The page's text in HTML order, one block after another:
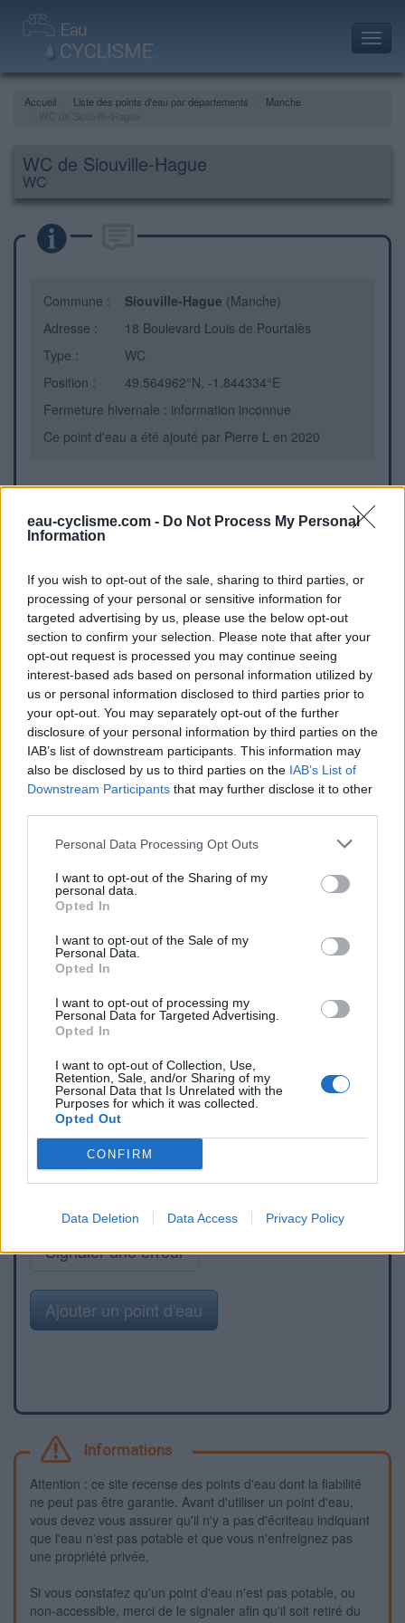
eau-cyclisme.com - Do Not Process My Personal
Information
If you wish to opt-out of the sale, sharing to third parties, or
processing of your personal or sensitive information for
targeted advertising by us, please use the below opt-out
section to confirm your selection. Please note that after your
opt-out request is processed you may continue seeing
interest-based ads based on personal information utilized by
us or personal information disclosed to third parties prior to
your opt-out. You may separately opt-out of the further
disclosure of your personal information by third parties on the
IAB’s list of downstream participants. This information may
also be disclosed by us to third parties on the IAB’s List of
Downstream Participants that may further disclose it to other
Personal Data Processing Opt Outs
I want to opt-out of the Sharing of my
personal data.
Opted In
I want to opt-out of the Sale of my
Personal Data.
Opted In
I want to opt-out of processing my
Personal Data for Targeted Advertising.
Opted In
I want to opt-out of Collection, Use,
Retention, Sale, and/or Sharing of my
Personal Data that Is Unrelated with the
Purposes for which it was collected.
Opted Out
CONFIRM
Data Deletion Data Access Privacy Policy
Accueil Liste des points d'eau par départements
Manche
WC de Siouville-Hague
WC
Commune : Siouville-Hague (Manche)
Adresse :
18 Boulevard Louis de Pourtalès
Type :
WC
Position :
49.564962°N, -1.844334°E
Fermeture hivernale : information inconnue
Ce point d'eau a été ajouté par Pierre L en 2020
Sanitaires près de l'office de tourisme
Repères visuels
Signaler une erreur
Ajouter un point d'eau
Informations
Attention : ce site recense des points d'eau dont la fiabilité
ne peut pas être garantie. Avant d'utiliser un point d'eau,
vous devez vous assurer qu'il n'y a pas d'écriteau indiquant
que l'eau n'est pas potable et que vous n'enfreignez pas
une propriété privée.
Si vous constatez qu'un point d'eau n'est pas potable, ou
non-accessible, merci de le signaler afin qu'il soit retiré du